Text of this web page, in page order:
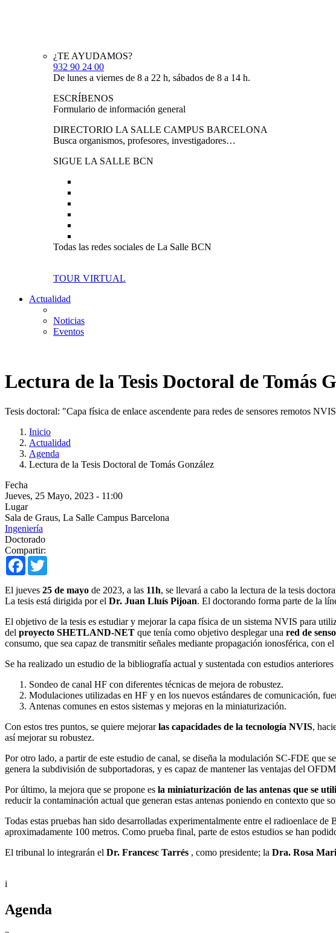
¿TE AYUDAMOS?
932 90 24 00
De lunes a viernes de 8 a 22 h, sábados de 8 a 14 h.
ESCRÍBENOS
Formulario de información general
DIRECTORIO LA SALLE CAMPUS BARCELONA
Busca organismos, profesores, investigadores…
SIGUE LA SALLE BCN
Todas las redes sociales de La Salle BCN
TOUR VIRTUAL
Actualidad
Noticias
Eventos
Lectura de la Tesis Doctoral de Tomás
Tesis doctoral: "Capa física de enlace ascendente para redes de sensores remotos
Inicio
Actualidad
Agenda
Lectura de la Tesis Doctoral de Tomás González
Fecha
Jueves, 25 Mayo, 2023 - 11:00
Lugar
Sala de Graus, La Salle Campus Barcelona
Ingeniería
Doctorado
Compartir:
Facebook
El jueves 25 de mayo de 2023, a las 11h, se llevará a cabo la lectura de la tesis
La tesis está dirigida por el Dr. Juan Lluís Pijoan. El doctorando forma parte de la
El objetivo de la tesis es estudiar y mejorar la capa física de un sistema NVIS para
del proyecto SHETLAND-NET que tenía como objetivo desplegar una red de
consumo, que sea capaz de transmitir señales mediante propagación ionosférica, con
Se ha realizado un estudio de la bibliografía actual y sustentada con estudios anteriores
Sondeo de canal HF con diferentes técnicas de mejora de robustez.
Modulaciones utilizadas en HF y en los nuevos estándares de comunicación,
Antenas comunes en estos sistemas y mejoras en la miniaturización.
Con estos tres puntos, se quiere mejorarlas capacidades de la tecnología NVIS,
así mejorar su robustez.
Por otro lado, a partir de este estudio de canal, se diseña la modulación SC-FDE que
genera la subdivisión de subportadoras, y es capaz de mantener las ventajas del
Por último, la mejora que se propone es la miniaturización de las antenas que se
reducir la contaminación actual que generan estas antenas poniendo en contexto que
Todas estas pruebas han sido desarrolladas experimentalmente entre el radioenlace
aproximadamente 100 metros. Como prueba final, parte de estos estudios se han
El tribunal lo integrarán el Dr. Francesc Tarrés , como presidente; la Dra. Rosa
i
Agenda